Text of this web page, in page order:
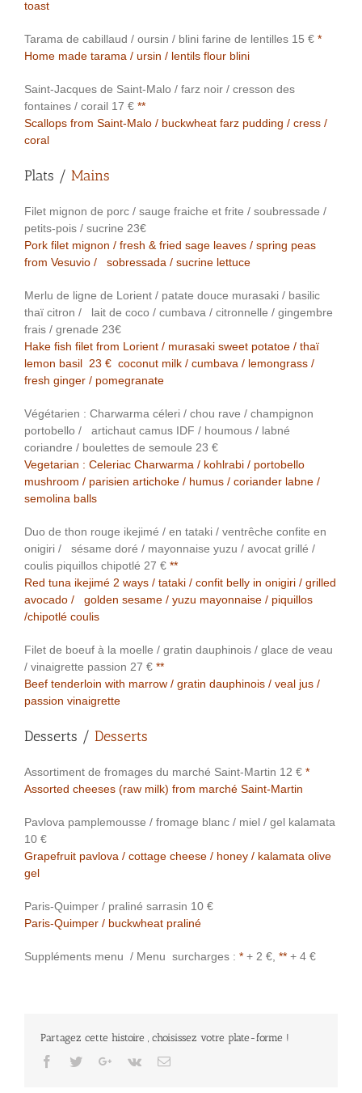
toast
Tarama de cabillaud / oursin / blini farine de lentilles 15 € *
Home made tarama / ursin / lentils flour blini
Saint-Jacques de Saint-Malo / farz noir / cresson des
fontaines / corail 17 € **
Scallops from Saint-Malo / buckwheat farz pudding / cress /
coral
Plats / Mains
Filet mignon de porc / sauge fraiche et frite / soubressade /
petits-pois / sucrine 23€
Pork filet mignon / fresh & fried sage leaves / spring peas
from Vesuvio / sobressada / sucrine lettuce
Merlu de ligne de Lorient / patate douce murasaki / basilic
thaï citron / lait de coco / cumbava / citronnelle / gingembre
frais / grenade 23€
Hake fish filet from Lorient / murasaki sweet potatoe / thaï
lemon basil 23 € coconut milk / cumbava / lemongrass /
fresh ginger / pomegranate
Végétarien : Charwarma céleri / chou rave / champignon
portobello / artichaut camus IDF / houmous / labné
coriandre / boulettes de semoule 23 €
Vegetarian : Celeriac Charwarma / kohlrabi / portobello
mushroom / parisien artichoke / humus / coriander labne /
semolina balls
Duo de thon rouge ikejimé / en tataki / ventrêche confite en
onigiri / sésame doré / mayonnaise yuzu / avocat grillé /
coulis piquillos chipotlé 27 € **
Red tuna ikejimé 2 ways / tataki / confit belly in onigiri / grilled
avocado / golden sesame / yuzu mayonnaise / piquillos
/chipotlé coulis
Filet de boeuf à la moelle / gratin dauphinois / glace de veau
/ vinaigrette passion 27 € **
Beef tenderloin with marrow / gratin dauphinois / veal jus /
passion vinaigrette
Desserts / Desserts
Assortiment de fromages du marché Saint-Martin 12 € *
Assorted cheeses (raw milk) from marché Saint-Martin
Pavlova pamplemousse / fromage blanc / miel / gel kalamata
10 €
Grapefruit pavlova / cottage cheese / honey / kalamata olive
gel
Paris-Quimper / praliné sarrasin 10 €
Paris-Quimper / buckwheat praliné
Suppléments menu / Menu surcharges : * + 2 €, ** + 4 €
Partagez cette histoire , choisissez votre plate-forme !
Facebook
TwitterGoogle+
Vk Email